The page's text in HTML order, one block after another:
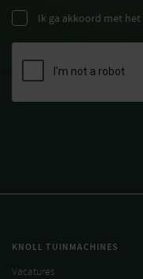
Ik ga akkoord met het
KNOLL TUINMACHINES
Vacatures